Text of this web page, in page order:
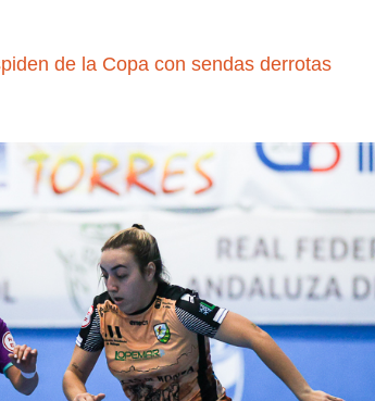
de la Copa con sendas derrotas